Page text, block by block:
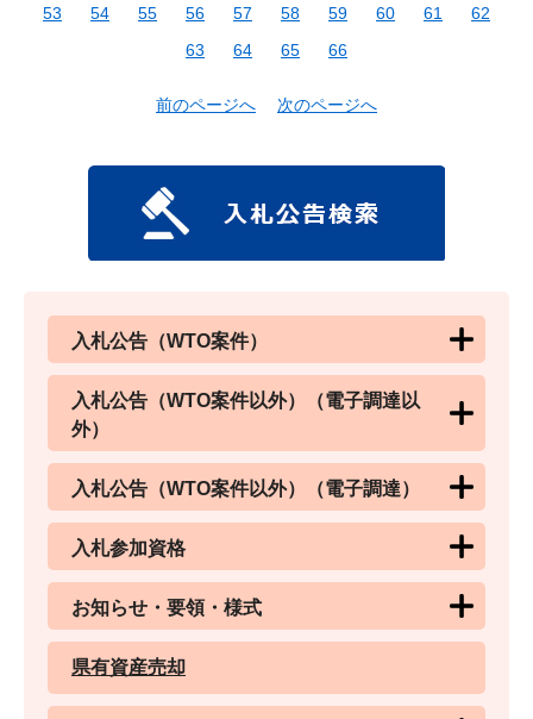
53
54 55 56 57 58 59 60 61
62
63
64 65 66
前のページへ 次のページへ
入札公告（WTO案件）
入札公告（WTO案件以外）（電子調達以
外）
入札公告（WTO案件以外）（電子調達）
入札参加資格
お知らせ・要領・様式
県有資産売却